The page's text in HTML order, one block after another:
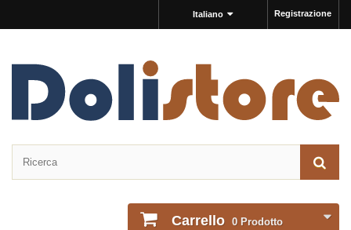
Registrazione
Italiano
Carrello 0 Prodotto